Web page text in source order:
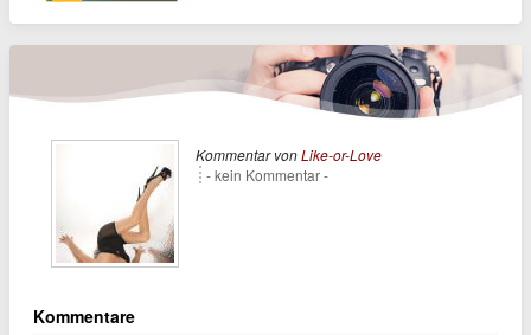
Kommentar vonLike-or-Love
- kein Kommentar -
Kommentare